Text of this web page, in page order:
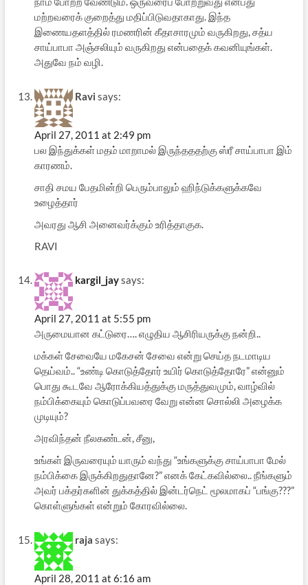
மற்றவரைக் குறைத்து மதிப்பிடுவதாகாது. இந்த
இணையதளத்தில் ரமணரின் கீதாசாரமும் வருகிறது, சத்ய
சாய்பாபா அஞ்சலியும் வருகிறது என்பதைக் கவனியுங்கள்.
அதுவே நம் வழி.
Ravi says:
April 27, 2011 at 2:49 pm
பல இந்துக்கள் மதம் மாறாமல் இருந்தததற்கு ஸ்ரீ சாய்பாபா இம்
காரணம்.
சாதி சமய பேதமின்றி பெரும்பாலும் ஹிந்டுக்களுக்கவே
உழைத்தார்
அவரது ஆசி அனைவர்க்கும் உரித்தாகுக.
RAVI
kargil_jaysays:
April 27, 2011 at 5:55 pm
அருமையான கட்டுரை…. எழுதிய ஆசிரியருக்கு நன்றி..
மக்கள் சேவையே மகேசன் சேவை என்று செய்த நடமாடிய
தெய்வம்.. “உண்டி கொடுத்தோர் உயிர் கொடுத்தோரே” என்னும்
பொது கூடவே ஆரோக்கியத்துக்கு மருத்துவமும், வாழ்வில்
நம்பிக்கையும் கொடுப்பவரை வேறு என்ன சொல்லி அழைக்க
முடியும்?
அரவிந்தன் நீலகண்டன், சீனு,
உங்கள் இருவரையும் யாரும் வந்து “உங்களுக்கு சாய்பாபா மேல்
நம்பிக்கை இருக்கிறதுதானே?” எனக் கேட்கவில்லை.. நீங்களும்
அவர் பக்தர்களின் துக்கத்தில் இன்டர்நெட் மூலமாகப் “பங்கு???”
கொள்ளுங்கள் என்றும் கோரவில்லை.
raja says:
April 28, 2011 at 6:16 am